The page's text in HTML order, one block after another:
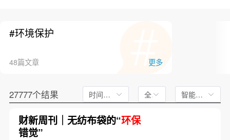
#环境保护
48篇文章 更多
27777个结果 时间不限 全文 智能排序
财新周刊｜无纺布袋的“环保
错觉”